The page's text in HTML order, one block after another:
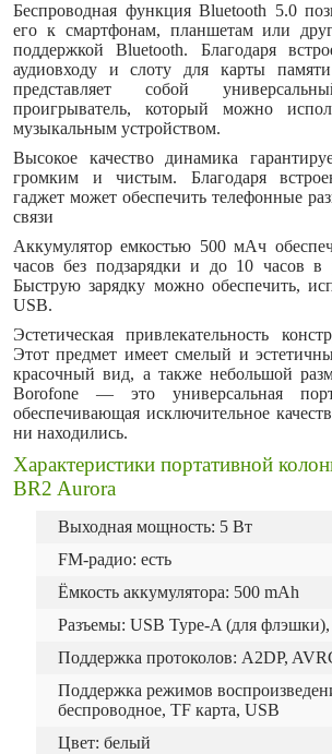
Беспроводная функция Bluetooth 5.0
его к смартфонам, планшетам или
поддержкой Bluetooth. Благодаря
аудиовходу и слоту для карты
представляет собой
проигрыватель, который можно
музыкальным устройством.
Высокое качество динамика
громким и чистым. Благодаря
гаджет может обеспечить телефонные
связи
Аккумулятор емкостью 500 мАч
часов без подзарядки и до 10 часов
Быструю зарядку можно обеспечить,
USB.
Эстетическая привлекательность
Этот предмет имеет смелый и
красочный вид, а также небольшой
Borofone — это универсальная
обеспечивающая исключительное
ни находились.
Характеристики портативной
BR2 Aurora
Выходная мощность: 5 Вт
FM-радио: есть
Ёмкость аккумулятора: 500 mAh
Разъемы: USB Type-A (для
Поддержка протоколов: A2DP,
Поддержка режимов
беспроводное, TF карта, USB
Цвет: белый